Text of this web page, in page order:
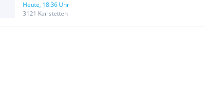
bellen und seine Vorderbeine auf- und abbewegen Großer
Spielspaß für Hundefans und Mopsliebhaber Ab 4 Jahren geeignet
Wie...
Heute, 18:36 Uhr
3121 Karlstetten